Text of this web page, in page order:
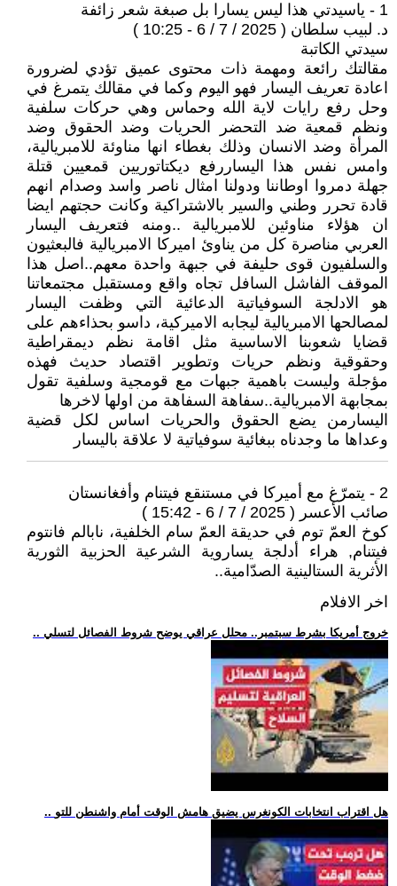
1 - ‏ياسيدتي هذا ليس يسارا بل صبغة شعر زائفة
د. لبيب سلطان ( 2025 / 7 / 6 - 10:25 )
سيدتي الكاتبة
مقالتك رائعة ومهمة ذات محتوى عميق تؤدي لضرورة
اعادة تعريف اليسار فهو اليوم وكما في مقالك يتمرغ في
وحل رفع رايات لاية الله وحماس وهي حركات سلفية
ونظم قمعية ضد التحضر الحريات وضد الحقوق وضد
المرأة وضد الانسان وذلك بغطاء انها مناوئة للامبريالية،
وامس نفس هذا اليساررفع ديكتاتوريين قمعيين قتلة
جهلة دمروا اوطاننا ودولنا امثال ناصر واسد وصدام انهم
قادة تحرر وطني والسير بالاشتراكية وكانت حجتهم ايضا
ان هؤلاء مناوئين للامبريالية ..ومنه فتعريف اليسار
العربي مناصرة كل من يناوئ اميركا الامبريالية فالبعثيون
والسلفيون قوى حليفة في جبهة واحدة معهم..اصل هذا
الموقف الفاشل السافل تجاه واقع ومستقبل مجتمعاتنا
هو الادلجة السوفياتية الدعائية التي وظفت اليسار
لمصالحها الامبريالية ليجابه الاميركية، داسو بحذاءهم على
قضايا شعوبنا الاساسية مثل اقامة نظم ديمقراطية
وحقوقية ونظم حريات وتطوير اقتصاد حديث فهذه
مؤجلة وليست باهمية جبهات مع قومجية وسلفية تقول
بمجابهة الامبريالية..سفاهة السفاهة من اولها لاخرها
اليسارمن يضع الحقوق والحريات اساس لكل قضية
وعداها ما وجدناه ببغائية سوفياتية لا علاقة باليسار
2 - يتمرّغ مع أميركا في مستنقع فيتنام وأفغانستان
صائب الأعسر ( 2025 / 7 / 6 - 15:42 )
كوخ العمّ توم في حديقة العمّ سام الخلفية، نابالم فانتوم
فيتنام, هراء أدلجة يساروية الشرعية الحزبية الثورية
الأثرية الستالينية الصدّامية..
اخر الافلام
.. خروج أمريكا بشرط سبتمبر.. محلل عراقي يوضح شروط الفصائل لتسلي
.. هل اقتراب انتخابات الكونغرس يضيق هامش الوقت أمام واشنطن للتو